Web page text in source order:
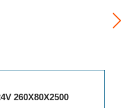
260X80X2500